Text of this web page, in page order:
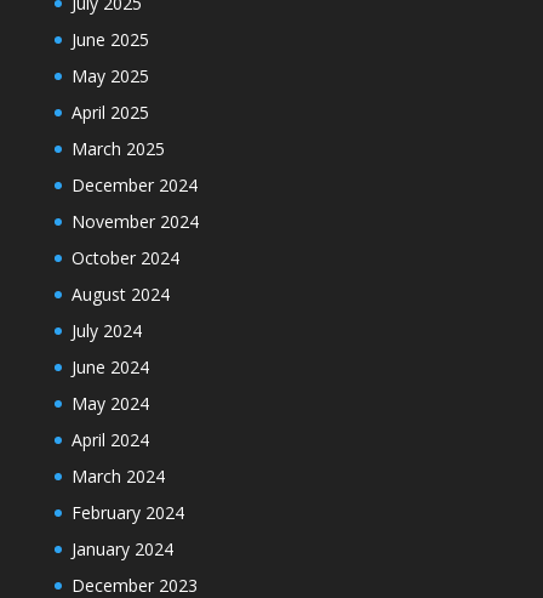
June 2025
May 2025
April 2025
March 2025
December 2024
November 2024
October 2024
August 2024
July 2024
June 2024
May 2024
April 2024
March 2024
February 2024
January 2024
December 2023